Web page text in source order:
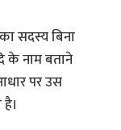
सदस्य बिना
के नाम बताने
पर उस